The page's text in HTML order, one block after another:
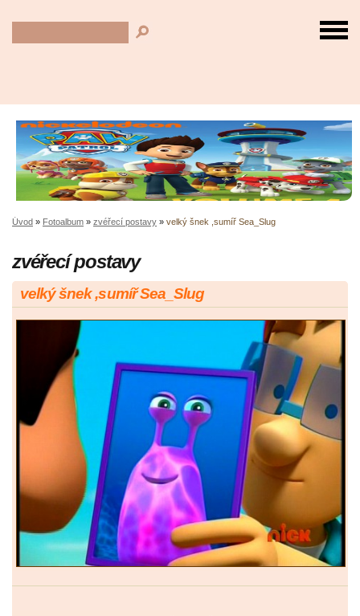
Úvod » Fotoalbum » zvéřecí postavy » velký šnek ,sumíř Sea_Slug
zvéřecí postavy
velký šnek ,sumíř Sea_Slug